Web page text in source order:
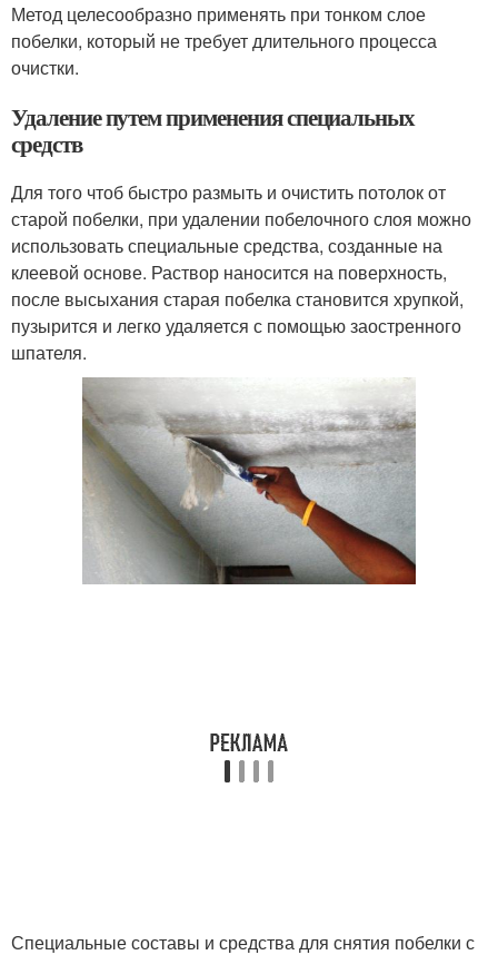
Метод целесообразно применять при тонком слое
побелки, который не требует длительного процесса
очистки.
Удаление путем применения специальных
средств
Для того чтоб быстро размыть и очистить потолок от
старой побелки, при удалении побелочного слоя можно
использовать специальные средства, созданные на
клеевой основе. Раствор наносится на поверхность,
после высыхания старая побелка становится хрупкой,
пузырится и легко удаляется с помощью заостренного
шпателя.
Специальные составы и средства для снятия побелки с